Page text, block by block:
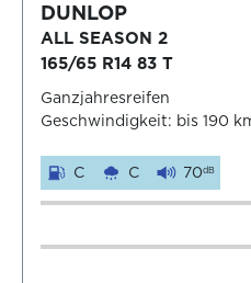
DUNLOP
ALL SEASON 2
165/65 R14 83 T
Ganzjahresreifen
Geschwindigkeit: bis 190
C C 70dB